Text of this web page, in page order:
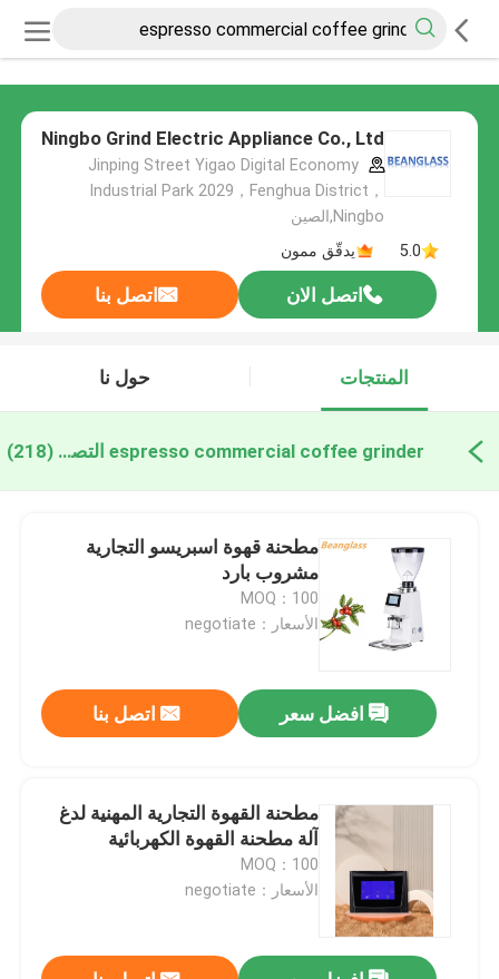
Ningbo Grind Electric Appliance Co., Ltd
Jinping Street Yigao Digital Economy
Industrial Park 2029，Fenghua District，
Ningbo,الصين
5.0
يدقّق ممون
اتصل الان اتصل بنا
المنتجات حول نا
espresso commercial coffee grinder التصنيع عبر الإنترنت (218)
مطحنة قهوة اسبريسو التجارية
مشروب بارد
MOQ：100
الأسعار：negotiate
افضل سعر اتصل بنا
مطحنة القهوة التجارية المهنية لدغ
آلة مطحنة القهوة الكهربائية
MOQ：100
الأسعار：negotiate